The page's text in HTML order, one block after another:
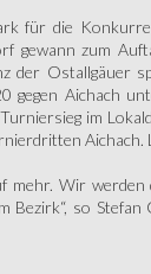
für die
gewann zum
Ostallgäuer
gegen Aichach
im
Aichach.
Wir
so